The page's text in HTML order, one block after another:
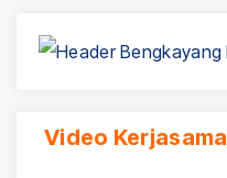
Video Kerjasama